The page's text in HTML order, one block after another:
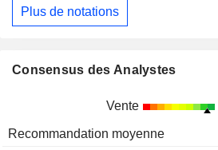
Plus de notations
Consensus des Analystes
Vente
Recommandation moyenne